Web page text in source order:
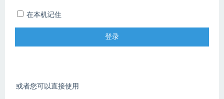
在本机记住
或者您可以直接使用